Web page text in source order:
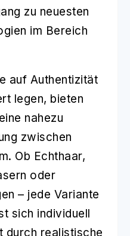
zu neuesten
im Bereich
auf Authentizität
legen, bieten
nahezu
zwischen
Ob Echthaar,
oder
– jede Variante
sich individuell
durch realistische